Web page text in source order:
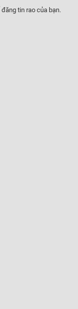
tin rao của bạn.